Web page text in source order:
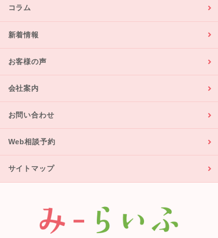
コラム
新着情報
お客様の声
会社案内
お問い合わせ
Web相談予約
サイトマップ